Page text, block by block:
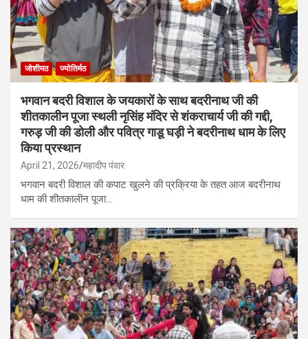
जोशीमठ ज्योतिर्मठ
भगवान बदरी विशाल के जयकारों के साथ बदरीनाथ जी की
शीतकालीन पूजा स्थली नृसिंह मंदिर से शंकराचार्य जी की गद्दी,
गरुड़ जी की डोली और पवित्र गाडू घड़ी ने बदरीनाथ धाम के लिए
किया प्रस्थान
April 21, 2026 महादीप पंवार
भगवान बदरी विशाल की कपाट खुलने की प्रक्रिया के तहत आज बदरीनाथ
धाम की शीतकालीन पूजा…